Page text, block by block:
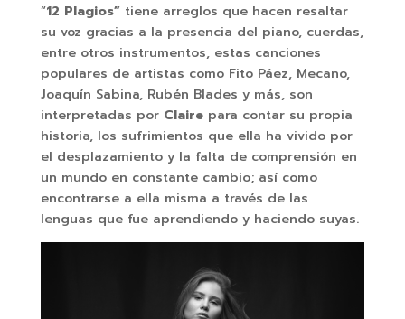
“12 Plagios” tiene arreglos que hacen resaltar
su voz gracias a la presencia del piano, cuerdas,
entre otros instrumentos, estas canciones
populares de artistas como Fito Páez, Mecano,
Joaquín Sabina, Rubén Blades y más, son
interpretadas por Clairepara contar su propia
historia, los sufrimientos que ella ha vivido por
el desplazamiento y la falta de comprensión en
un mundo en constante cambio; así como
encontrarse a ella misma a través de las
lenguas que fue aprendiendo y haciendo suyas.